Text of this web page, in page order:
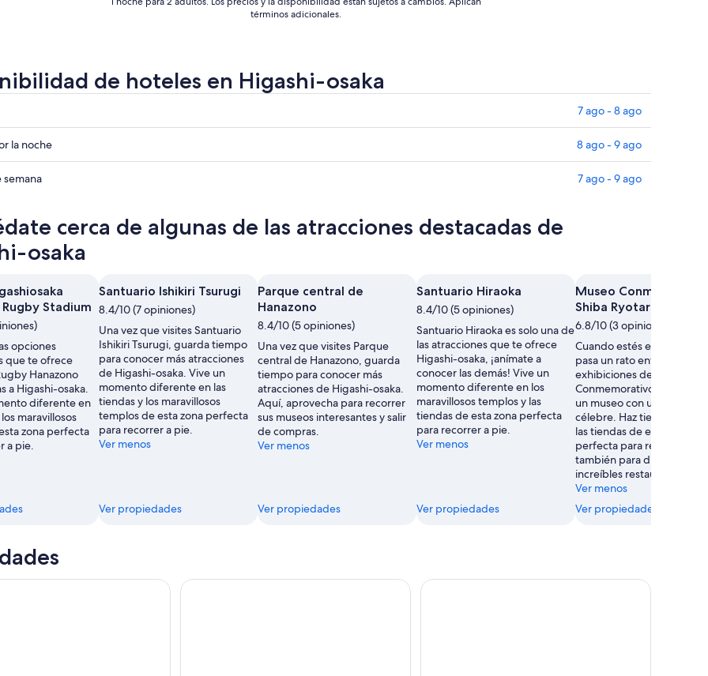
términos adicionales.
de hoteles en Higashi-osaka
7 ago - 8 ago
la noche 8 ago - 9 ago
semana 7 ago - 9 ago
cerca de algunas de las atracciones destacadas de
osaka
Stadium
opciones
que te ofrece
Hanazono
a Higashi-osaka.
diferente en
maravillosos
zona perfecta
a pie.
Santuario Ishikiri Tsurugi
8.4/10 (7 opiniones)
Una vez que visites Santuario
Ishikiri Tsurugi, guarda tiempo
para conocer más atracciones
de Higashi-osaka. Vive un
momento diferente en las
tiendas y los maravillosos
templos de esta zona perfecta
para recorrer a pie.
Ver menos
Ver propiedades
Parque central de
Hanazono
8.4/10 (5 opiniones)
Una vez que visites Parque
central de Hanazono, guarda
tiempo para conocer más
atracciones de Higashi-osaka.
Aquí, aprovecha para recorrer
sus museos interesantes y salir
de compras.
Ver menos
Ver propiedades
Santuario Hiraoka
8.4/10 (5 opiniones)
Santuario Hiraoka es solo una de
las atracciones que te ofrece
Higashi-osaka, ¡anímate a
conocer las demás! Vive un
momento diferente en los
maravillosos templos y las
tiendas de esta zona perfecta
para recorrer a pie.
Ver menos
Ver propiedades
Museo
Shiba Ryotaro
6.8/10 (3 opiniones)
Cuando estés en Higashi-
pasa un rato entre las
exhibiciones del Museo
Conmemorativo Shiba
un museo con un pasado
célebre. Haz tiempo para
las tiendas de esta zona
perfecta para recorrer a
también para disfrutar de
increíbles restaurantes.
Ver menos
Ver propiedades
Botánico TeamLab de OsakaKyoto 5 - Star Geisha Night Walk : Experiencia auténtica para grupos pequeños
Alquiler de Kyoto Gion Kimono